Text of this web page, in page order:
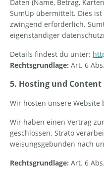
Daten (Name, Betrag,
SumUp übermittelt. Dies
zwingend erforderlich.
eigenständiger
Details findest du unter:
Rechtsgrundlage: Art. 6
5. Hosting und
Wir hosten unsere Website
Wir haben einen Vertrag
geschlossen. Strato
weisungsgebunden nach
Rechtsgrundlage: Art. 6